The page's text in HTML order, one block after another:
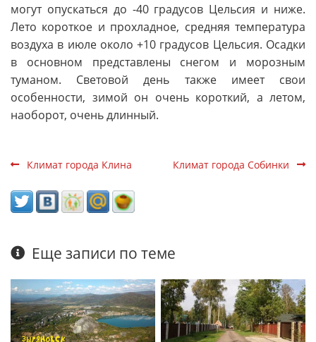
могут опускаться до -40 градусов Цельсия и ниже.
Лето короткое и прохладное, средняя температура
воздуха в июле около +10 градусов Цельсия. Осадки
в основном представлены снегом и морозным
туманом. Световой день также имеет свои
особенности, зимой он очень короткий, а летом,
наоборот, очень длинный.
Климат города Клина Климат города Собинки
Еще записи по теме